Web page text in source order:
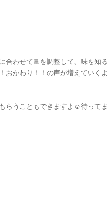
合わせて量を調整して、味を知る
おかわり！！の声が増えていくよ
らうこともできますよ☺️待ってま